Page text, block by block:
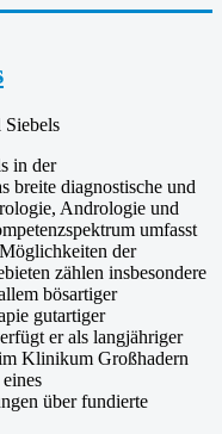
in der
breite diagnostische und
Andrologie und
umfasst
der
zählen insbesondere
bösartiger
gutartiger
er als langjähriger
Klinikum Großhadern
über fundierte